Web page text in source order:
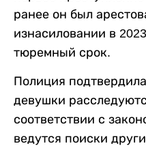
ранее он был
изнасиловании в
тюремный срок.
Полиция
девушки
соответствии с
ведутся поиски